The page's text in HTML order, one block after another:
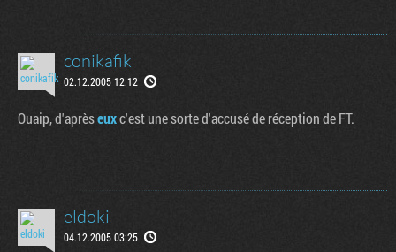
conikafik
02.12.2005 12:12
Ouaip, d'aprèseuxc'est une sorte d'accusé de réception de FT.
eldoki
04.12.2005 03:25